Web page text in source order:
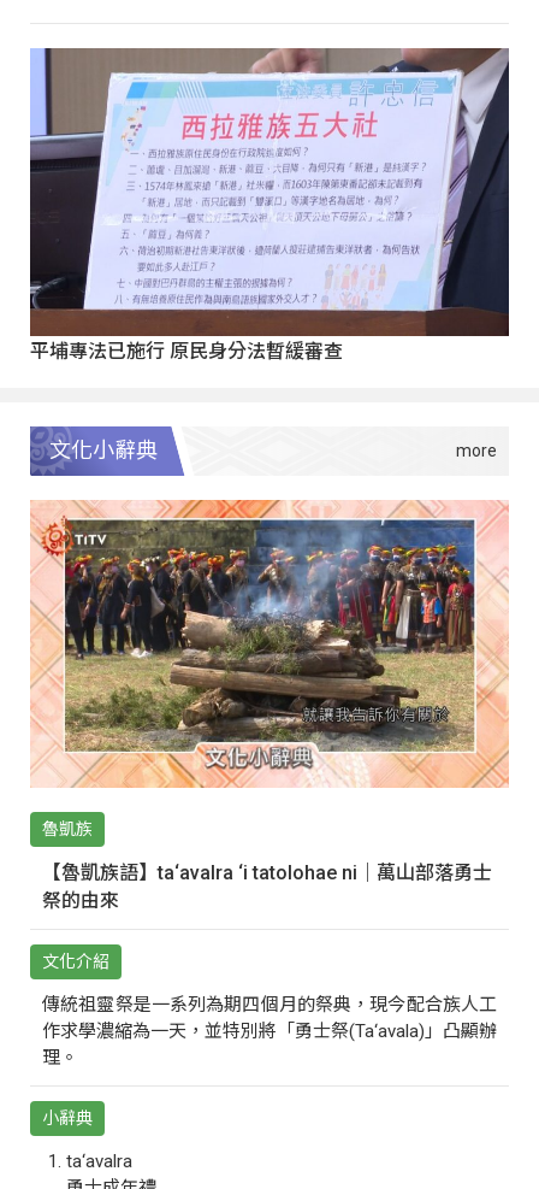
平埔專法已施行 原民身分法暫緩審查
文化小辭典
魯凱族
【魯凱族語】ta‘avalra ‘i tatolohae ni｜萬山部落勇士
祭的由來
文化介紹
傳統祖靈祭是一系列為期四個月的祭典，現今配合族人工
作求學濃縮為一天，並特別將「勇士祭(Ta‘avala)」凸顯辦
理。
小辭典
ta‘avalra